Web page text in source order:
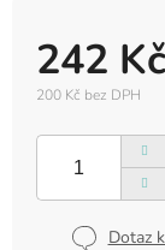
242 Kč
200 Kč bez DPH
cena:
Dotaz